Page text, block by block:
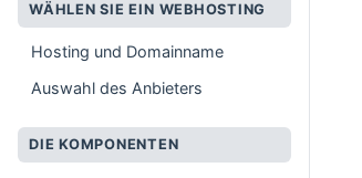
WÄHLEN SIE EIN WEBHOSTING
Hosting und Domainname
Auswahl des Anbieters
DIE KOMPONENTEN